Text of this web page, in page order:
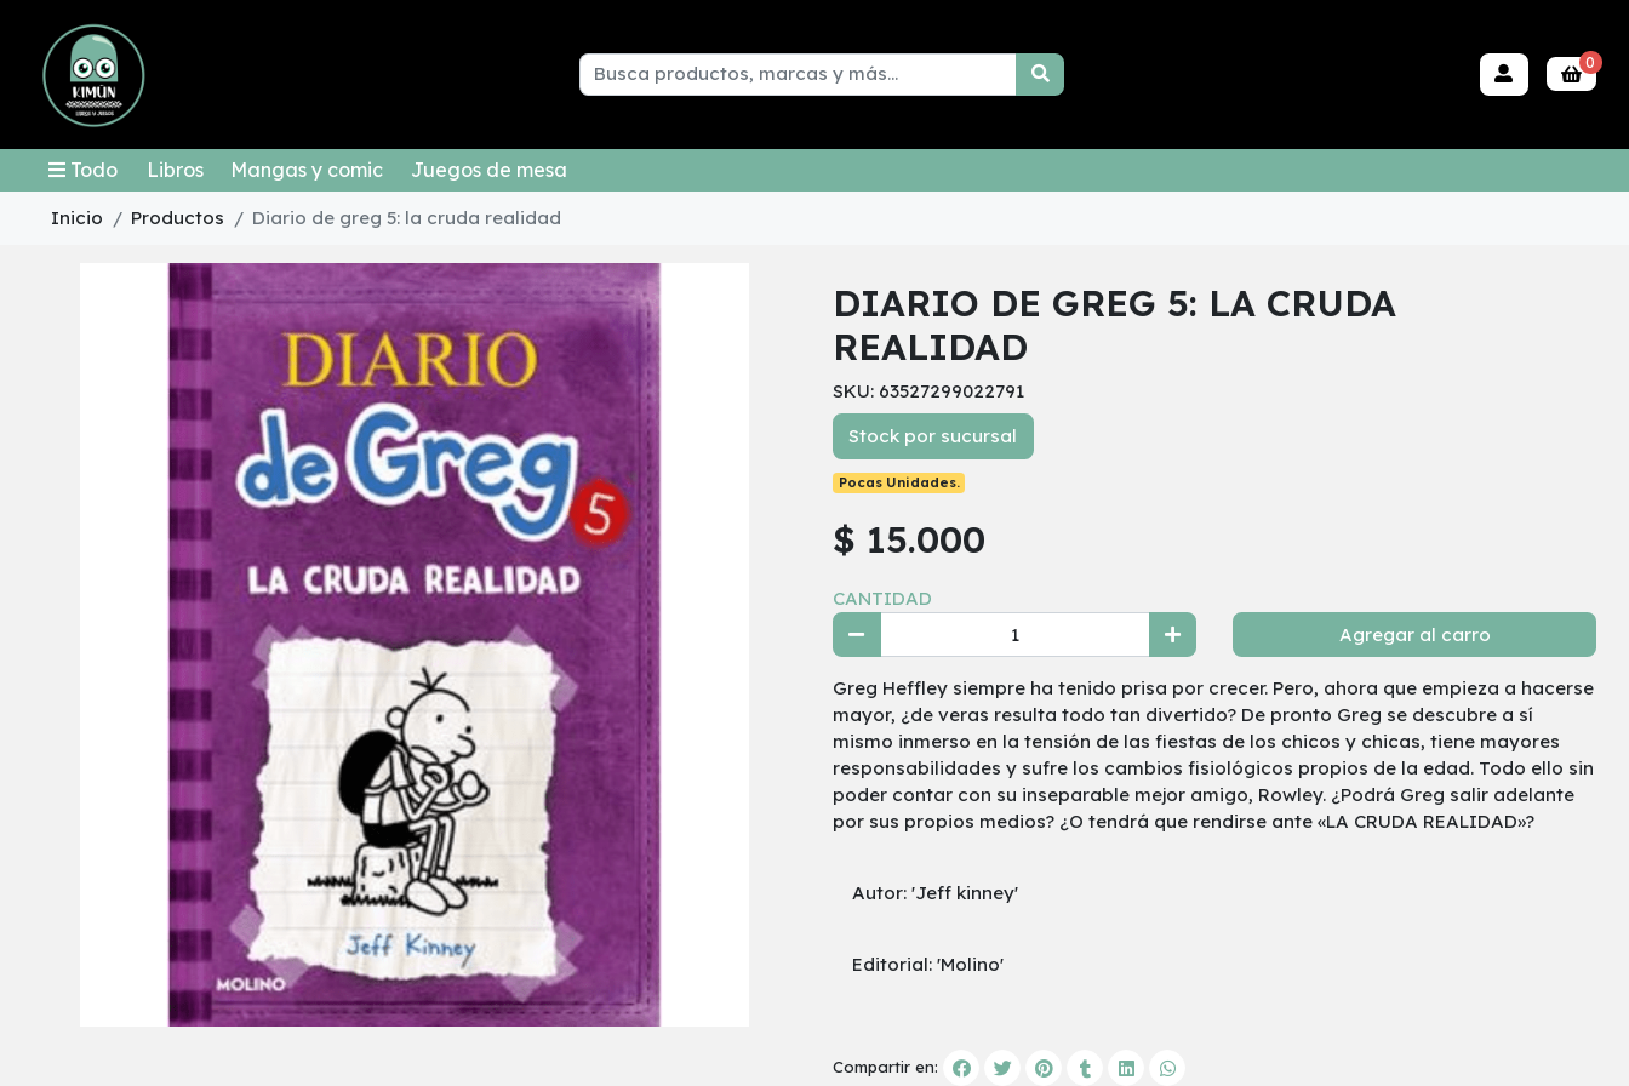
0
Todo Libros Mangas y comic Juegos de mesa
Inicio Productos Diario de greg 5: la cruda realidad
DIARIO DE GREG 5: LA CRUDA
REALIDAD
SKU: 63527299022791
Stock por sucursal
Pocas Unidades.
$ 15.000
CANTIDAD
Agregar al carro
Greg Heffley siempre ha tenido prisa por crecer. Pero, ahora que empieza a hacerse
mayor, ¿de veras resulta todo tan divertido? De pronto Greg se descubre a sí
mismo inmerso en la tensión de las fiestas de los chicos y chicas, tiene mayores
responsabilidades y sufre los cambios fisiológicos propios de la edad. Todo ello sin
poder contar con su inseparable mejor amigo, Rowley. ¿Podrá Greg salir adelante
por sus propios medios? ¿O tendrá que rendirse ante «LA CRUDA REALIDAD»?
Autor: 'Jeff kinney'
Editorial: 'Molino'
Compartir en: